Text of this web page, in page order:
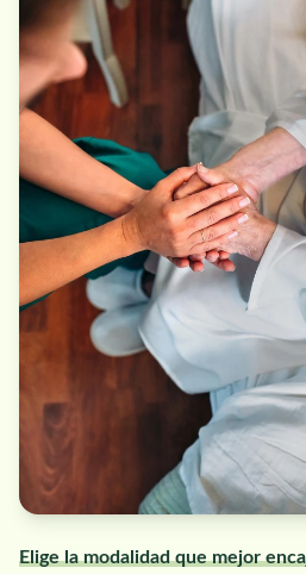
Elige la modalidad que mejor